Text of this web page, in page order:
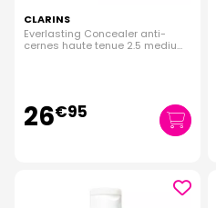
CLARINS
Everlasting Concealer anti-
cernes haute tenue 2.5 medium
26€95